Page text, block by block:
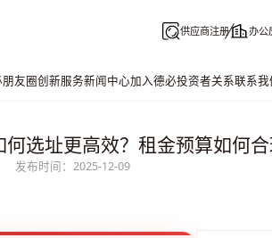
供应商注册 办公
友圈创新服务新闻中心加入德必投资者关系联系我
选址更高效？租金预算如何合
发布时间：2025-12-09